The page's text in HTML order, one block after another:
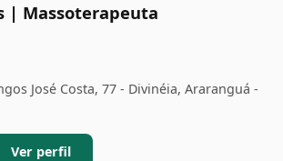
| Massoterapeuta
José Costa, 77 - Divinéia, Araranguá -
Ver perfil